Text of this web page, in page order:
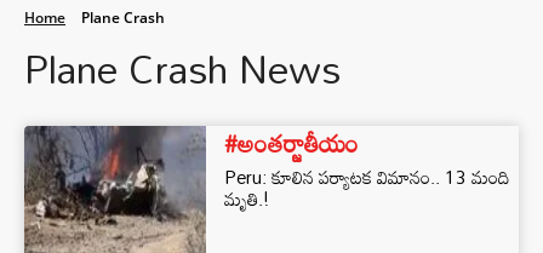
Home Plane Crash
Plane Crash News
#అంతర్జాతీయం
Peru: కూలిన పర్యాటక విమానం.. 13 మంది
మృతి.!